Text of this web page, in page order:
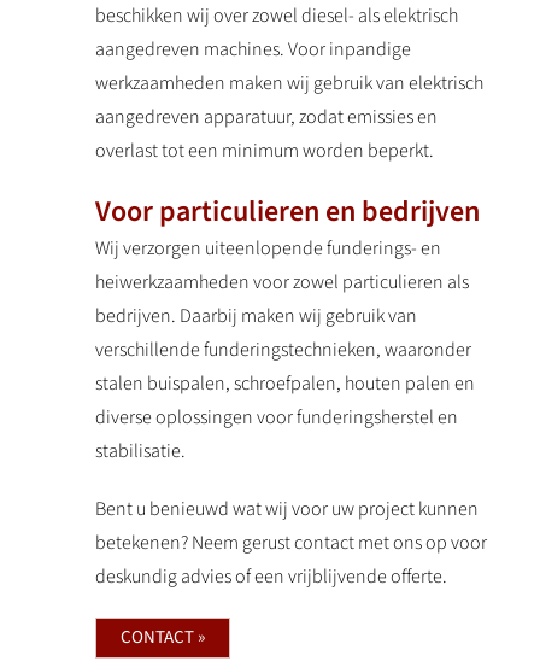
beschikken wij over zowel diesel- als elektrisch
aangedreven machines. Voor inpandige
werkzaamheden maken wij gebruik van elektrisch
aangedreven apparatuur, zodat emissies en
overlast tot een minimum worden beperkt.
Voor particulieren en bedrijven
Wij verzorgen uiteenlopende funderings- en
heiwerkzaamheden voor zowel particulieren als
bedrijven. Daarbij maken wij gebruik van
verschillende funderingstechnieken, waaronder
stalen buispalen, schroefpalen, houten palen en
diverse oplossingen voor funderingsherstel en
stabilisatie.
Bent u benieuwd wat wij voor uw project kunnen
betekenen? Neem gerust contact met ons op voor
deskundig advies of een vrijblijvende offerte.
CONTACT »